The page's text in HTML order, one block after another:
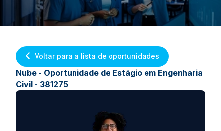
Voltar para a lista de oportunidades
Nube - Oportunidade de Estágio em Engenharia
Civil - 381275